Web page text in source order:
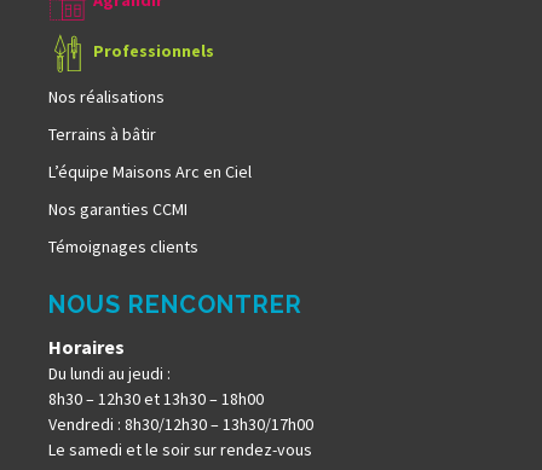
Professionnels
Nos réalisations
Terrains à bâtir
L’équipe Maisons Arc en Ciel
Nos garanties CCMI
Témoignages clients
NOUS RENCONTRER
Horaires
Du lundi au jeudi :
8h30 – 12h30 et 13h30 – 18h00
Vendredi : 8h30/12h30 – 13h30/17h00
Le samedi et le soir sur rendez-vous